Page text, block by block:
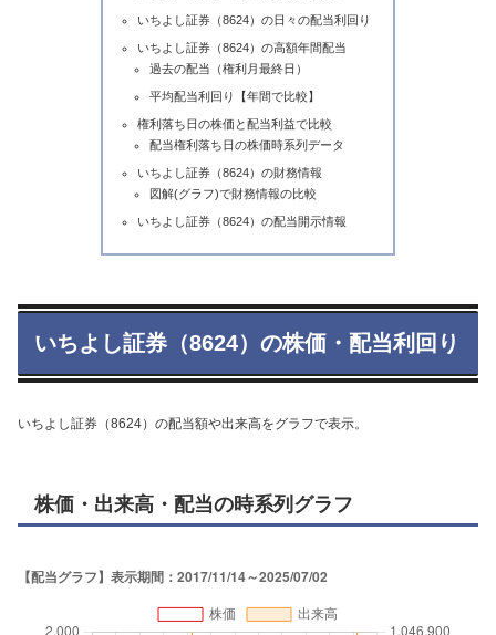
いちよし証券（8624）の日々の配当利回り
いちよし証券（8624）の高額年間配当
過去の配当（権利月最終日）
平均配当利回り【年間で比較】
権利落ち日の株価と配当利益で比較
配当権利落ち日の株価時系列データ
いちよし証券（8624）の財務情報
図解(グラフ)で財務情報の比較
いちよし証券（8624）の配当開示情報
いちよし証券（8624）の株価・配当利回り
いちよし証券（8624）の配当額や出来高をグラフで表示。
株価・出来高・配当の時系列グラフ